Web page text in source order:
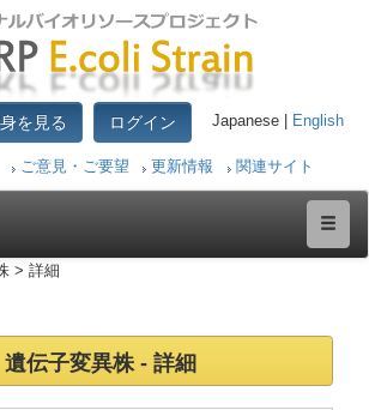
を見る ログイン Japanese | English
ご意見・ご要望 更新情報 関連サイト
> 詳細
遺伝子変異株 - 詳細